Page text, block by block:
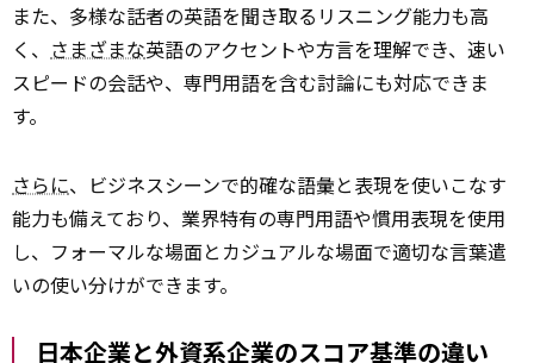
また、多様な話者の英語を聞き取るリスニング能力も高
く、 さまざまな英語のアクセントや方言を理解でき、速い
スピードの会話や、専門用語を含む討論にも対応できま
す。
さらに、ビジネスシーンで的確な語彙と表現を使いこなす
能力も備えており、業界特有の専門用語や慣用表現を使用
し、フォーマルな場面とカジュアルな場面で適切な言葉遣
いの使い分けができます。
日本企業と外資系企業のスコア基準の違い